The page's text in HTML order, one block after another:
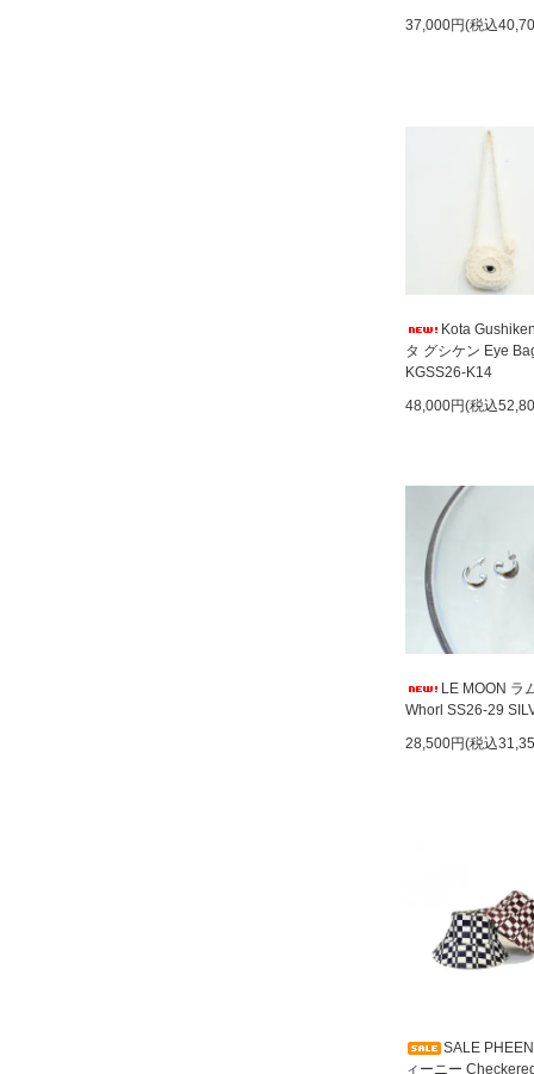
37,000円(税込
Kota
タ グシケン Eye
KGSS26-K14
48,000円(税込
LE MOON ラ
Whorl SS26-29
28,500円(税込
SALE
ィーニー